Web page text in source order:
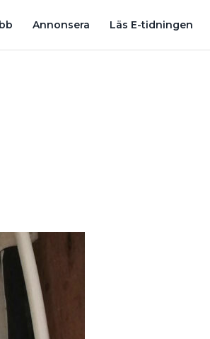
Annonsera Läs E-tidningen
”JAG BRUKAR SE EN DOSA